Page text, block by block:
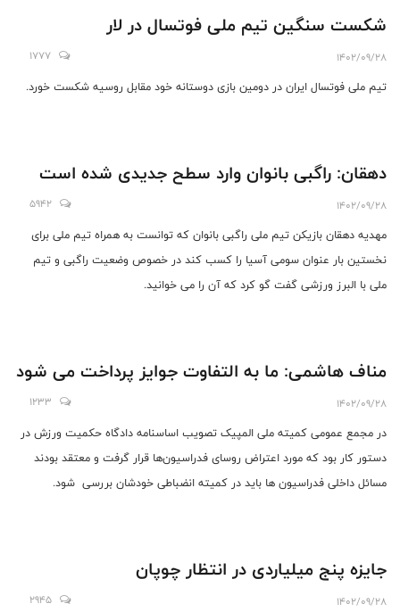
شکست سنگین تیم ملی فوتسال در لار
1402/09/28
1777
تیم ملی فوتسال ایران در دومین بازی دوستانه خود مقابل روسیه شکست خورد.
دهقان: راگبی بانوان وارد سطح جدیدی شده است
1402/09/28
5942
مهدیه دهقان بازیکن تیم ملی راگبی بانوان که توانست به همراه تیم ملی برای
نخستین بار عنوان سومی آسیا را کسب کند در خصوص وضعیت راگبی و تیم
ملی با البرز ورزشی گفت گو کرد که آن را می خوانید.
مناف هاشمی: ما به التفاوت جوایز پرداخت می شود
1402/09/28
1233
در مجمع عمومی کمیته ملی المپیک تصویب اساسنامه دادگاه حکمیت ورزش در
دستور کار بود که مورد اعتراض روسای فدراسیون‌ها قرار گرفت و معتقد بودند
مسائل داخلی فدراسیون ها باید در کمیته انضباطی خودشان بررسی شود.
جایزه پنج میلیاردی در انتظار چوپان
1402/09/28
2945